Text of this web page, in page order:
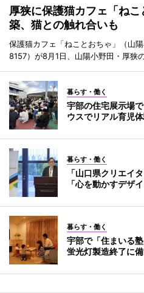
厚狭に保護猫カフェ「ね
築、猫との触れ合いも
保護猫カフェ「ねことおちゃ」（山
8157）が8月1日、山陽小野田・厚狭
暮らす・働く
宇部の住宅展示場
ウスでリアル育児
暮らす・働く
「山口県クリエイ
「心を動かすデザ
暮らす・働く
宇部で「住まいる
蛍光灯製造終了に備